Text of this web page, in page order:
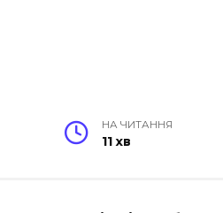
НА ЧИТАННЯ
11 хв